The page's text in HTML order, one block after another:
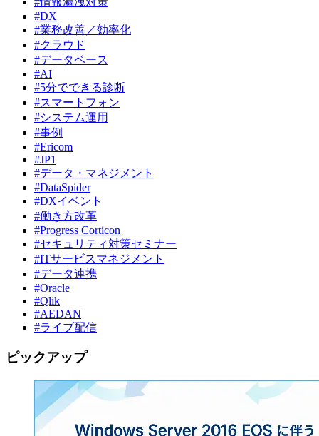
#DX
#業務改善／効率化
#クラウド
#データベース
#AI
#5分でできる診断
#スマートフォン
#システム運用
#事例
#Ericom
#JP1
#データ・マネジメント
#DataSpider
#DXイベント
#働き方改革
#Progress Corticon
#セキュリティ対策セミナー
#ITサービスマネジメント
#データ連携
#Oracle
#Qlik
#AEDAN
#ライブ配信
ピックアップ